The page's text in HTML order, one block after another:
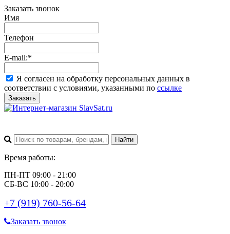
Заказать звонок
Имя
Телефон
E-mail:*
Я согласен на обработку персональных данных в
соответствии с условиями, указанными по ссылке
Заказать
Время работы:
ПН-ПТ 09:00 - 21:00
СБ-ВС 10:00 - 20:00
+7 (919) 760-56-64
Заказать звонок